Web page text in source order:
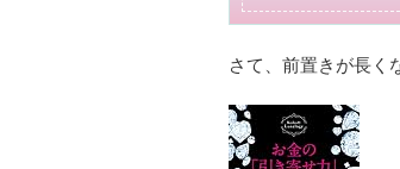
さて、前置きが長く